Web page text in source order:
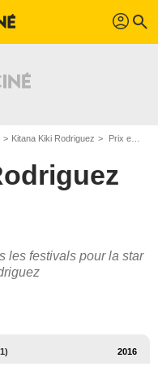
profil search
Kitana Kiki Rodriguez Prix et nominations de Kitana Kiki Rodriguez
les festivals pour la star
2016